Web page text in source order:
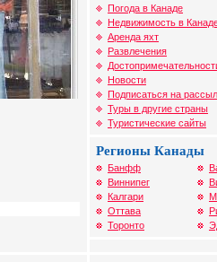
Погода в Канаде
Недвижимость в
Аренда яхт
Развлечения
Новости
Подписаться на
Туры в другие страны
Туристические сайты
Регионы Канады
Банфф
Виннипег
Калгари
Оттава
Торонто